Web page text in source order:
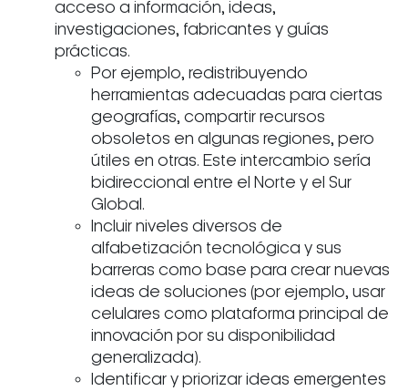
acceso a información, ideas,
investigaciones, fabricantes y guías
prácticas.
Por ejemplo, redistribuyendo
herramientas adecuadas para ciertas
geografías, compartir recursos
obsoletos en algunas regiones, pero
útiles en otras. Este intercambio sería
bidireccional entre el Norte y el Sur
Global.
Incluir niveles diversos de
alfabetización tecnológica y sus
barreras como base para crear nuevas
ideas de soluciones (por ejemplo, usar
celulares como plataforma principal de
innovación por su disponibilidad
generalizada).
Identificar y priorizar ideas emergentes